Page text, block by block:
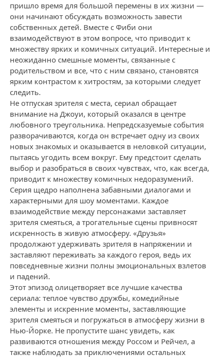
пришло время для большой перемены в их жизни —
они начинают обсуждать возможность завести
собственных детей. Вместе с Фиби они
взаимодействуют в этом вопросе, что приводит к
множеству ярких и комичных ситуаций. Интересные и
неожиданно смешные моменты, связанные с
родительством и все, что с ним связано, становятся
ярким контрастом к хитростям, за которыми следует
следить.
Не отпуская зрителя с места, сериал обращает
внимание на Джоуи, который оказался в центре
любовного треугольника. Непредсказуемые события
разворачиваются, когда он встречает одну из своих
новых знакомых и оказывается в неловкой ситуации,
пытаясь угодить всем вокруг. Ему предстоит сделать
выбор и разобраться в своих чувствах, что, как всегда,
приводит к множеству комичных недоразумений.
Серия щедро наполнена забавными диалогами и
характерными для шоу моментами. Каждое
взаимодействие между персонажами заставляет
зрителя смеяться, а трогательные сцены привносят
искренность в живую атмосферу. «Друзья»
продолжают удерживать зрителя в напряжении и
заставляют переживать за каждого героя, ведь их
повседневные жизни полны эмоциональных взлетов
и падений.
Этот эпизод олицетворяет все лучшие качества
сериала: теплое чувство дружбы, комедийные
элементы и искренние моменты, заставляющие
зрителя смеяться и погружаться в атмосферу жизни в
Нью-Йорке. Не пропустите шанс увидеть, как
развиваются отношения между Россом и Рейчел, а
также наблюдать за приключениями остальных